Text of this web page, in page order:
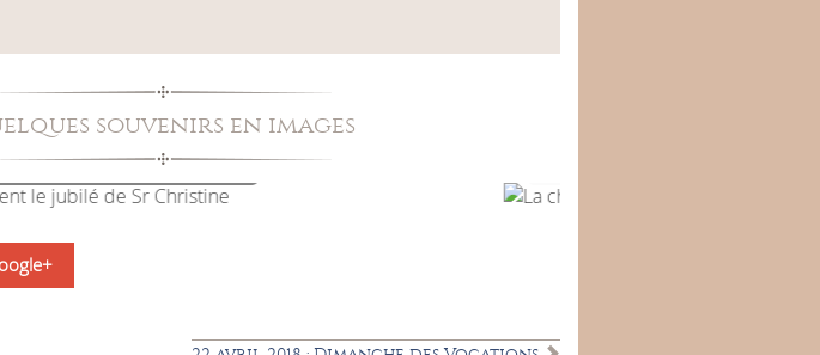
souvenirs en images
chapelle du Carmel